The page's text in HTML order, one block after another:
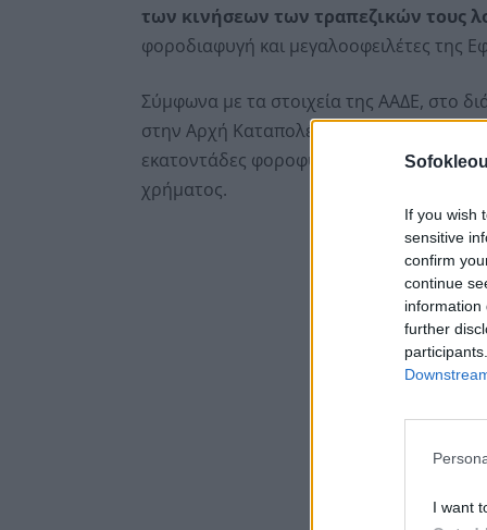
If you wish
sensitive
confirm
continue
information
further
I want
των κινήσεων των τραπεζικών τους
φοροδιαφυγή και μεγαλοοφειλέτες της
Σύμφωνα με τα στοιχεία της ΑΑΔΕ, στο
στην Αρχή Καταπολέμησης
εκατοντάδες φοροφυγάδες και
χρήματος.